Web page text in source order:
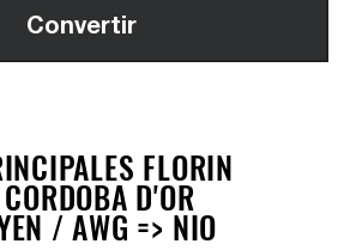
FLORIN
D'OR
/ AWG => NIO